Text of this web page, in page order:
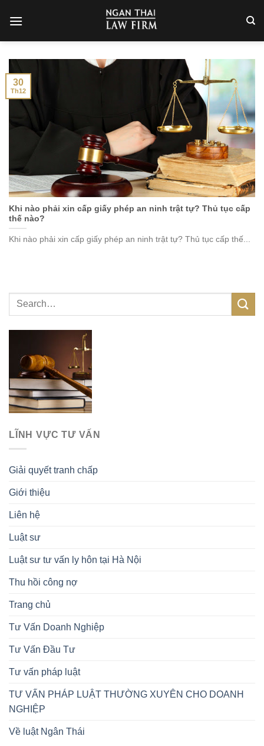
LĨNH VỰC TƯ VẤN
Giải quyết tranh chấp
Giới thiệu
Liên hệ
Luật sư
Luật sư tư vấn ly hôn tại Hà Nội
Thu hồi công nợ
Trang chủ
Tư Vấn Doanh Nghiệp
Tư Vấn Đầu Tư
Tư vấn pháp luật
TƯ VẤN PHÁP LUẬT THƯỜNG XUYÊN CHO DOANH
NGHIỆP
Về luật Ngân Thái
Khi nào phải xin cấp giấy phép an ninh trật tự? Thủ tục cấp
thế nào?
Khi nào phải xin cấp giấy phép an ninh trật tự? Thủ tục cấp thế...
30
Th12